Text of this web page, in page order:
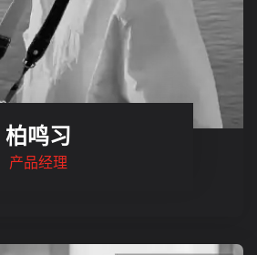
柏鸣习
产品经理